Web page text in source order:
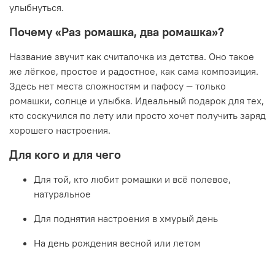
улыбнуться.
Почему «Раз ромашка, два ромашка»?
Название звучит как считалочка из детства. Оно такое
же лёгкое, простое и радостное, как сама композиция.
Здесь нет места сложностям и пафосу — только
ромашки, солнце и улыбка. Идеальный подарок для тех,
кто соскучился по лету или просто хочет получить заряд
хорошего настроения.
Для кого и для чего
Для той, кто любит ромашки и всё полевое,
натуральное
Для поднятия настроения в хмурый день
На день рождения весной или летом